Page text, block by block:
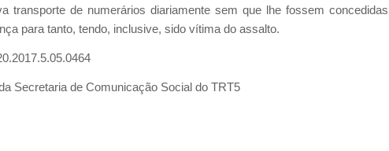
transporte de numerários diariamente sem que lhe fossem concedidas
para tanto, tendo, inclusive, sido vítima do assalto.
Secretaria de Comunicação Social do TRT5